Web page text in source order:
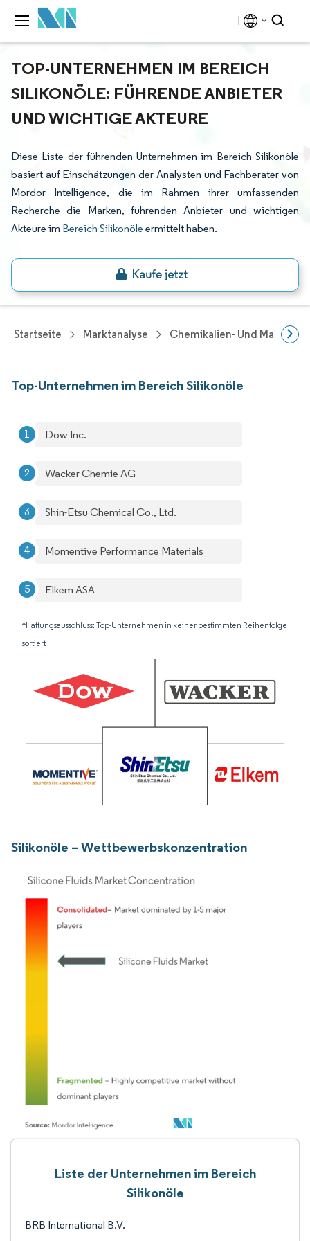
TOP-UNTERNEHMEN IM BEREICH
SILIKONÖLE: FÜHRENDE ANBIETER
UND WICHTIGE AKTEURE
Diese Liste der führenden Unternehmen im Bereich Silikonöle
basiert auf Einschätzungen der Analysten und Fachberater von
Mordor Intelligence, die im Rahmen ihrer umfassenden
Recherche die Marken, führenden Anbieter und wichtigen
Akteure im Bereich Silikonöle ermittelt haben.
Startseite Marktanalyse Chemikalien- Und
Top-Unternehmen im Bereich Silikonöle
Dow Inc.
Wacker Chemie AG
Shin-Etsu Chemical Co., Ltd.
Momentive Performance Materials
Elkem ASA
*Haftungsausschluss: Top-Unternehmen in keiner bestimmten Reihenfolge
sortiert
Silikonöle – Wettbewerbskonzentration
Liste der Unternehmen im Bereich
Silikonöle
BRB International B.V.